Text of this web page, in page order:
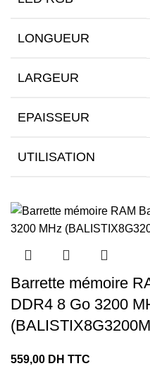
LONGUEUR
LARGEUR
EPAISSEUR
UTILISATION
Barrette mémoire
DDR4 8 Go 3200
559,00 DH TTC